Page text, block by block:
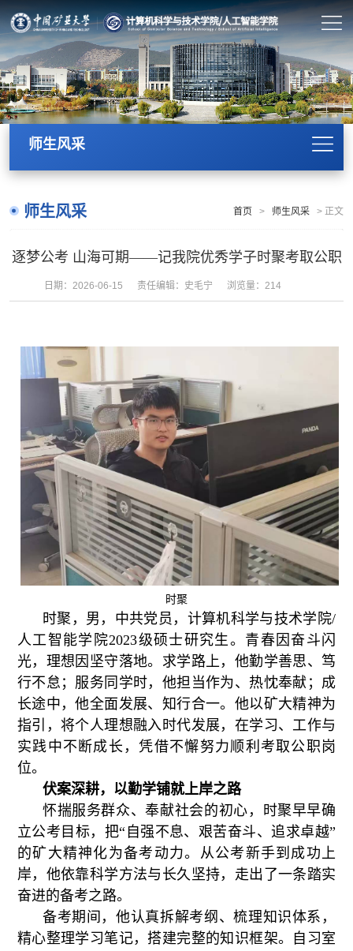
师生风采
师生风采 首页 > 师生风采 >正文
逐梦公考 山海可期——记我院优秀学子时聚考取公职
日期：2026-06-15 责任编辑：史毛宁 浏览量： 214
时聚
时聚，男，中共党员，计算机科学与技术学院/
人工智能学院2023级硕士研究生。青春因奋斗闪
光，理想因坚守落地。求学路上，他勤学善思、笃
行不怠；服务同学时，他担当作为、热忱奉献；成
长途中，他全面发展、知行合一。他以矿大精神为
指引，将个人理想融入时代发展，在学习、工作与
实践中不断成长，凭借不懈努力顺利考取公职岗
位。
伏案深耕，以勤学铺就上岸之路
怀揣服务群众、奉献社会的初心，时聚早早确
立公考目标， 把“自强不息、艰苦奋斗、追求卓越”
的矿大精神化为备考动力。从公考新手到成功上
岸，他依靠科学方法与长久坚持，走出了一条踏实
奋进的备考之路。
备考期间，他认真拆解考纲、梳理知识体系，
精心整理学习笔记，搭建完整的知识框架。自习室